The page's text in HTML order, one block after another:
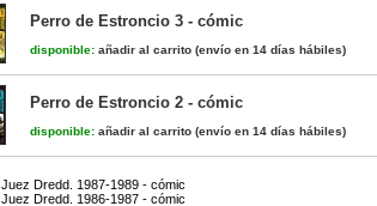
Perro de Estroncio 3 - cómic
disponible: añadir al carrito (envío en 14 días hábiles)
Perro de Estroncio 2 - cómic
disponible: añadir al carrito (envío en 14 días hábiles)
Juez Dredd. 1987-1989 - cómic
Juez Dredd. 1986-1987 - cómic